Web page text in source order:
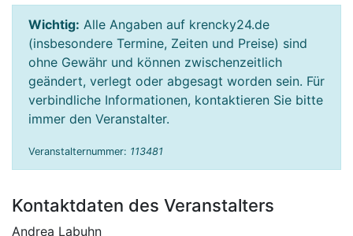
Wichtig: Alle Angaben auf krencky24.de
(insbesondere Termine, Zeiten und Preise) sind
ohne Gewähr und können zwischenzeitlich
geändert, verlegt oder abgesagt worden sein. Für
verbindliche Informationen, kontaktieren Sie bitte
immer den Veranstalter.
Veranstalternummer: 113481
Kontaktdaten des Veranstalters
Andrea Labuhn